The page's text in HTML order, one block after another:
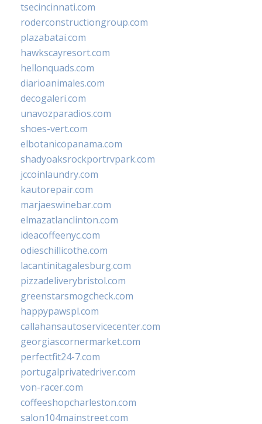
tsecincinnati.com
roderconstructiongroup.com
plazabatai.com
hawkscayresort.com
hellonquads.com
diarioanimales.com
decogaleri.com
unavozparadios.com
shoes-vert.com
elbotanicopanama.com
shadyoaksrockportrvpark.com
jccoinlaundry.com
kautorepair.com
marjaeswinebar.com
elmazatlanclinton.com
ideacoffeenyc.com
odieschillicothe.com
lacantinitagalesburg.com
pizzadeliverybristol.com
greenstarsmogcheck.com
happypawspl.com
callahansautoservicecenter.com
georgiascornermarket.com
perfectfit24-7.com
portugalprivatedriver.com
von-racer.com
coffeeshopcharleston.com
salon104mainstreet.com